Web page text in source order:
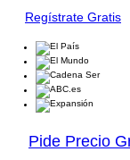
Regístrate Gratis
Pide Precio